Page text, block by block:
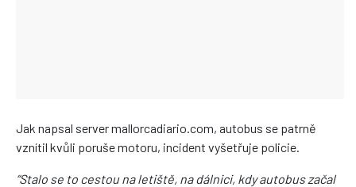
Jak napsal server mallorcadiario.com, autobus se patrně
vznítil kvůli poruše motoru, incident vyšetřuje policie.
“Stalo se to cestou na letiště, na dálnici, kdy autobus začal